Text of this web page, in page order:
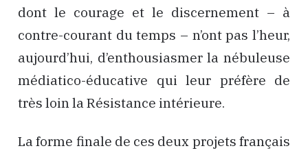
dont le courage et le discernement – à
contre-courant du temps – n’ont pas l’heur,
aujourd’hui, d’enthousiasmer la nébuleuse
médiatico-éducative qui leur préfère de
très loin la Résistance intérieure.
La forme finale de ces deux projets français